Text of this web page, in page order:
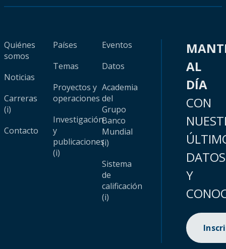
Quiénes
somos
Noticias
Carreras
(i)
Contacto
Países
Temas
Proyectos y
operaciones
Investigación
y
publicaciones
(i)
Eventos
Datos
Academia
del
Grupo
Banco
Mundial
(i)
Sistema
de
calificación
(i)
AL
DÍA
CON
DATOS
Y